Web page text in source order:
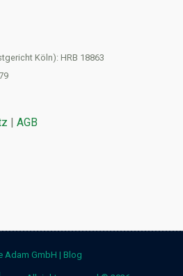
Köln): HRB 18863
| AGB
Adam GmbH | Blog